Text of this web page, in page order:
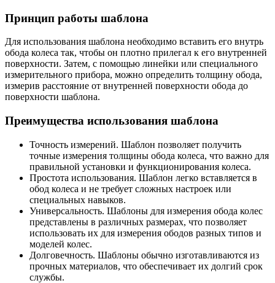
Принцип работы шаблона
Для использования шаблона необходимо вставить его внутрь
обода колеса так, чтобы он плотно прилегал к его внутренней
поверхности. Затем, с помощью линейки или специального
измерительного прибора, можно определить толщину обода,
измерив расстояние от внутренней поверхности обода до
поверхности шаблона.
Преимущества использования шаблона
Точность измерений. Шаблон позволяет получить
точные измерения толщины обода колеса, что важно для
правильной установки и функционирования колеса.
Простота использования. Шаблон легко вставляется в
обод колеса и не требует сложных настроек или
специальных навыков.
Универсальность. Шаблоны для измерения обода колес
представлены в различных размерах, что позволяет
использовать их для измерения ободов разных типов и
моделей колес.
Долговечность. Шаблоны обычно изготавливаются из
прочных материалов, что обеспечивает их долгий срок
службы.